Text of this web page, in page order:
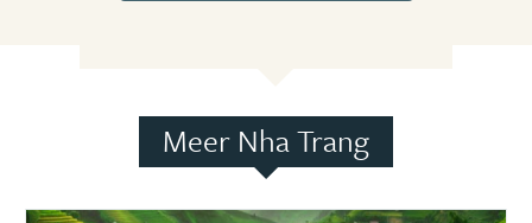
Meer Nha Trang